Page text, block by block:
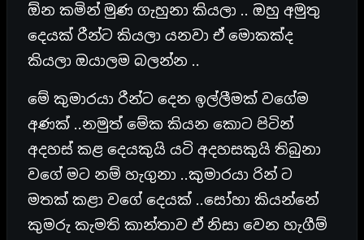
ඕන කමින් මුණ ගැහුනා කියලා .. ඔහු අමුතු
දෙයක් රීන්ට කියලා යනවා ඒ මොකක්ද
කියලා ඔයාලම බලන්න ..
මේ කුමාරයා රීන්ට දෙන ඉල්ලීමක් වගේම
අණක් ..නමුත් මේක කියන කොට පිටින්
අදහස් කළ දෙයකුයි යටි අදහසකුයි තිබුනා
වගේ මට නම් හැගුනා ..කුමාරයා රින් ට
මතක් කළා වගේ දෙයක් ..සෝහා කියන්නේ
කුමරු කැමති කාන්තාව ඒ නිසා වෙන හැගීම්